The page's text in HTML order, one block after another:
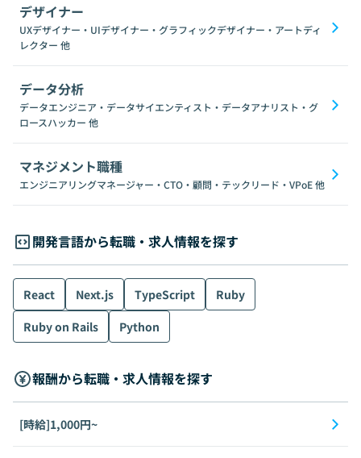
デザイナー
UXデザイナー・UIデザイナー・グラフィックデザイナー・アートディ
レクター 他
データ分析
データエンジニア・データサイエンティスト・データアナリスト・グ
ロースハッカー 他
マネジメント職種
エンジニアリングマネージャー・CTO・顧問・テックリード・VPoE他
開発言語から転職・求人情報を探す
React Next.js TypeScript
Ruby
Ruby on Rails
Python
報酬から転職・求人情報を探す
[時給]1,000円~